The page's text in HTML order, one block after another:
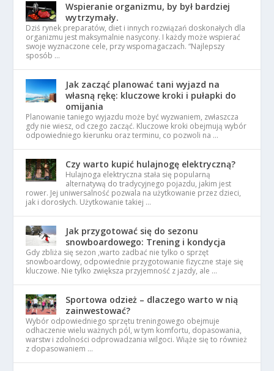
Wspieranie organizmu, by był bardziej
wytrzymały.
Dziś rynek preparatów, diet i innych rozwiązań doskonałych dla
organizmu jest maksymalnie nasycony. I każdy może wspierać
swoje wyznaczone cele, przy wspomagaczach. “Najlepszy
sposób …
Jak zacząć planować tani wyjazd na
własną rękę: kluczowe kroki i pułapki do
omijania
Planowanie taniego wyjazdu może być wyzwaniem, zwłaszcza
gdy nie wiesz, od czego zacząć. Kluczowe kroki obejmują wybór
odpowiedniego kierunku oraz terminu, co pozwoli na …
Czy warto kupić hulajnogę elektryczną?
Hulajnoga elektryczna stała się popularną
alternatywą do tradycyjnego pojazdu, jakim jest
rower. Jej uniwersalność pozwala na użytkowanie przez dzieci,
jak i dorosłych. Użytkowanie takiej …
Jak przygotować się do sezonu
snowboardowego: Trening i kondycja
Gdy zbliża się sezon ,warto zadbać nie tylko o sprzęt
snowboardowy, odpowiednie przygotowanie fizyczne staje się
kluczowe. Nie tylko zwiększa przyjemność z jazdy, ale …
Sportowa odzież – dlaczego warto w nią
zainwestować?
Wybór odpowiedniego sprzętu treningowego obejmuje
odhaczenie wielu ważnych pól, w tym komfortu, dopasowania,
warstw i zdolności odprowadzania wilgoci. Wiąże się to również
z dopasowaniem …